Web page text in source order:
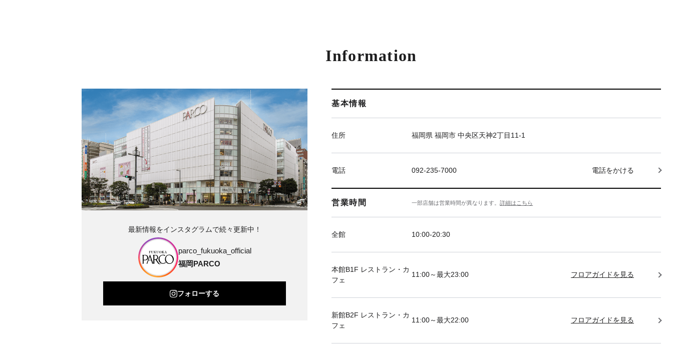
Information
基本情報
住所 福岡県 福岡市 中央区天神2丁目11-1
電話 092-235-7000 電話をかける
営業時間 一部店舗は営業時間が異なります。詳細はこちら
全館 10:00-20:30
本館B1F レストラン・カ
フェ
11:00～最大23:00 フロアガイドを見る
新館B2F レストラン・カ
フェ
11:00～最大22:00 フロアガイドを見る
最新情報をインスタグラムで続々更新中！
parco_fukuoka_official
福岡PARCO
フォローする